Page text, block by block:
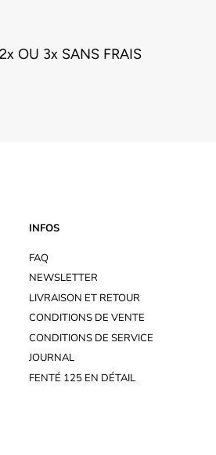
OU 3x SANS FRAIS
INFOS
FAQ
NEWSLETTER
LIVRAISON ET RETOUR
CONDITIONS DE VENTE
CONDITIONS DE SERVICE
JOURNAL
FENTÉ 125 EN DÉTAIL